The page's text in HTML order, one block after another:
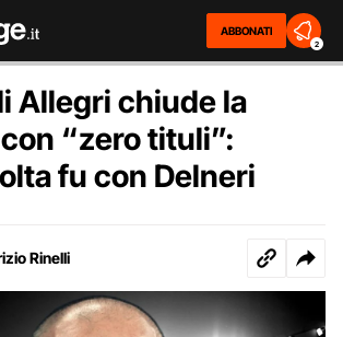
ABBONATI
2
Allegri chiude la
“zero tituli”:
fu con Delneri
Rinelli